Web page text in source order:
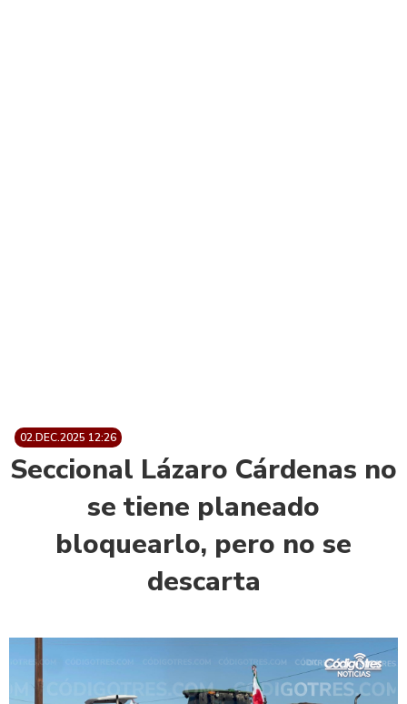
02.DEC.2025 12:26
Seccional Lázaro Cárdenas no
se tiene planeado
bloquearlo, pero no se
descarta